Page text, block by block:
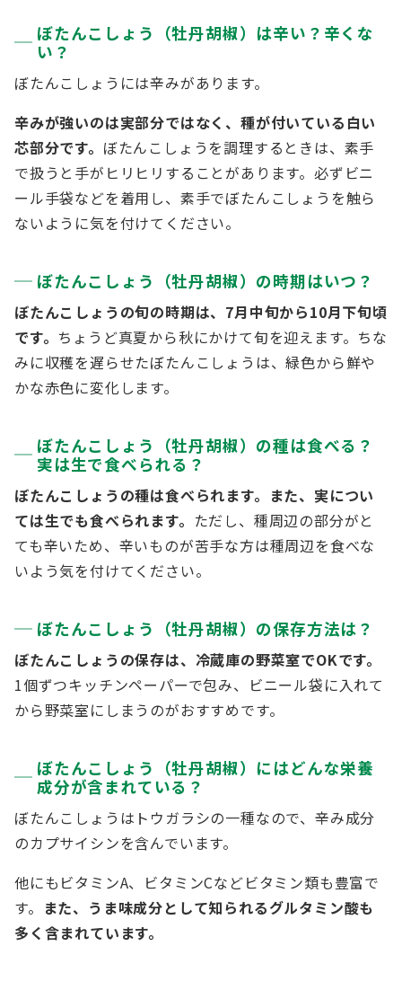
ぼたんこしょう（牡丹胡椒）は辛い？辛くな
い？
ぼたんこしょうには辛みがあります。
辛みが強いのは実部分ではなく、種が付いている白い
芯部分です。 ぼたんこしょうを調理するときは、素手
で扱うと手がヒリヒリすることがあります。必ずビニ
ール手袋などを着用し、素手でぼたんこしょうを触ら
ないように気を付けてください。
ぼたんこしょう（牡丹胡椒）の時期はいつ？
ぼたんこしょうの旬の時期は、7月中旬から10月下旬頃
です。 ちょうど真夏から秋にかけて旬を迎えます。ちな
みに収穫を遅らせたぼたんこしょうは、緑色から鮮や
かな赤色に変化します。
ぼたんこしょう（牡丹胡椒）の種は食べる？
実は生で食べられる？
ぼたんこしょうの種は食べられます。また、実につい
ては生でも食べられます。 ただし、種周辺の部分がと
ても辛いため、辛いものが苦手な方は種周辺を食べな
いよう気を付けてください。
ぼたんこしょう（牡丹胡椒）の保存方法は？
ぼたんこしょうの保存は、冷蔵庫の野菜室でOKです。
1個ずつキッチンペーパーで包み、ビニール袋に入れて
から野菜室にしまうのがおすすめです。
ぼたんこしょう（牡丹胡椒）にはどんな栄養
成分が含まれている？
ぼたんこしょうはトウガラシの一種なので、辛み成分
のカプサイシンを含んでいます。
他にもビタミンA、ビタミンCなどビタミン類も豊富で
す。 また、うま味成分として知られるグルタミン酸も
多く含まれています。